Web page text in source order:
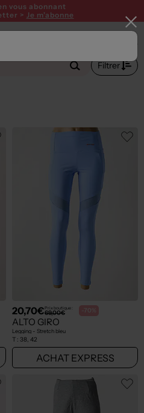
vous abonnant
> Je m'abonne
Filtrer
20,70€Prix boutique :
69,00€ -70%
ALTO GIRO
Legging - Stretch bleu
T : 38, 42
ACHAT EXPRESS